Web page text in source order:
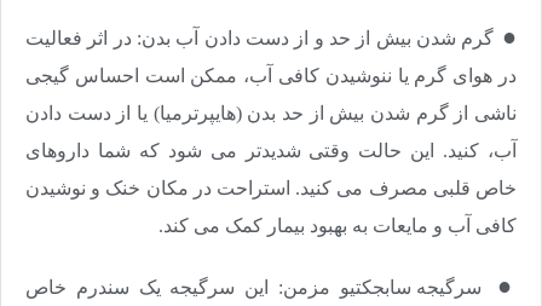
●​​​​​​​ گرم شدن بیش از حد و از دست دادن آب بدن: در اثر فعالیت
در هوای گرم یا ننوشیدن کافی آب، ممکن است احساس گیجی
ناشی از گرم شدن بیش از حد بدن (هایپرترمیا) یا از دست دادن
آب، کنید. این حالت وقتی شدیدتر می شود که شما داروهای
خاص قلبی مصرف می کنید. استراحت در مکان خنک و نوشیدن
کافی آب و مایعات به بهبود بیمار کمک می کند.
●​​​​​​​
سرگیجه سابجکتیو مزمن: این سرگیجه یک سندرم خاص